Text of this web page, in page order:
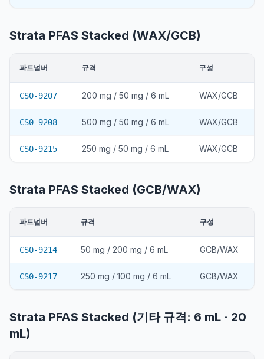
Strata PFAS Stacked (WAX/GCB)
파트넘버 규격 구성
CS0-9207 200 mg / 50 mg / 6 mL WAX/GCB
CS0-9208 500 mg / 50 mg / 6 mL WAX/GCB
CS0-9215 250 mg / 50 mg / 6 mL WAX/GCB
Strata PFAS Stacked (GCB/WAX)
파트넘버 규격 구성
CS0-9214 50 mg / 200 mg / 6 mL GCB/WAX
CS0-9217 250 mg / 100 mg / 6 mL GCB/WAX
Strata PFAS Stacked (기타 규격: 6 mL · 20
mL)